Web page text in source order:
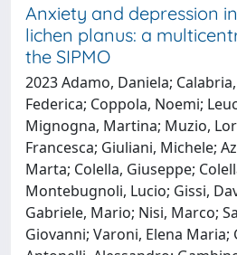
Anxiety and depression
lichen planus: a
the SIPMO
2023 Adamo, Daniela;
Federica; Coppola, Noemi;
Mignogna, Martina; Muzio,
Francesca; Giuliani, Michele;
Marta; Colella, Giuseppe;
Montebugnoli, Lucio; Gissi,
Gabriele, Mario; Nisi, Marco;
Giovanni; Varoni, Elena Maria;